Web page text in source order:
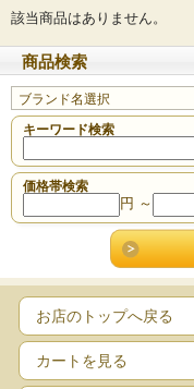
該当商品はありません。
商品検索
キーワード検索
価格帯検索
円 ～
お店のトップへ戻る
カートを見る